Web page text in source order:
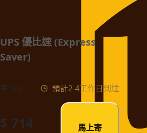
UPS 優比速 (Express
Saver)
寄1kg 預計2-4工作日到達
$ 714
馬上寄